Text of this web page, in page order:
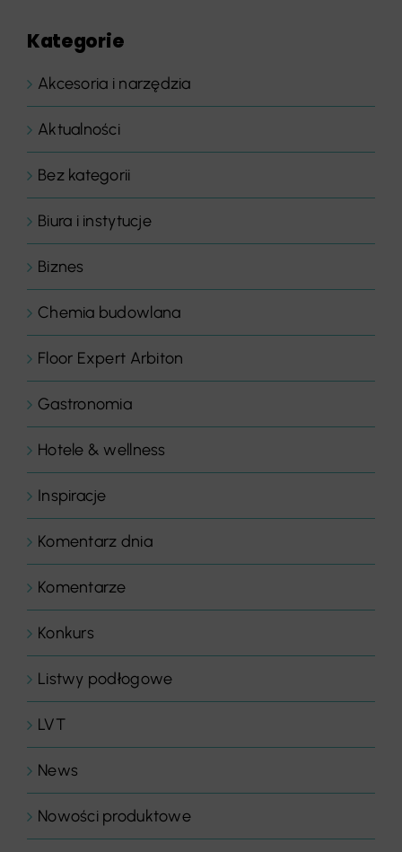
Kategorie
Akcesoria i narzędzia
Aktualności
Bez kategorii
Biura i instytucje
Biznes
Chemia budowlana
Floor Expert Arbiton
Gastronomia
Hotele & wellness
Inspiracje
Komentarz dnia
Komentarze
Konkurs
Listwy podłogowe
LVT
News
Nowości produktowe